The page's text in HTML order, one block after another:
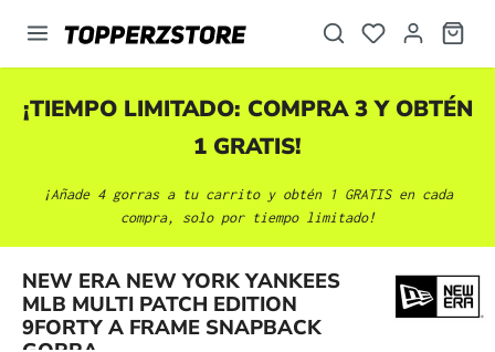
principal
¡TIEMPO LIMITADO: COMPRA 3 Y OBTÉN
1 GRATIS!
¡Añade 4 gorras a tu carrito y obtén 1 GRATIS en cada
compra, solo por tiempo limitado!
NEW ERA NEW YORK YANKEES
MLB MULTI PATCH EDITION
9FORTY A FRAME SNAPBACK
Omitir galería de imágenes